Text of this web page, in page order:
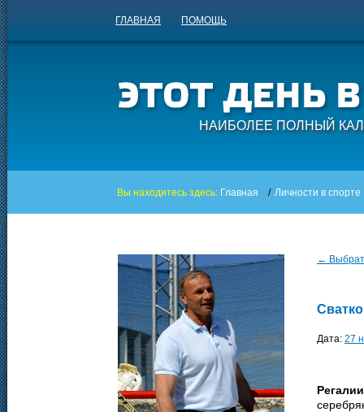
ГЛАВНАЯ ПОМОЩЬ
НАИБОЛЕЕ ПОЛНЫЙ
Вы находитесь здесь: Главная / Личности в спорте
←
Дата: 27